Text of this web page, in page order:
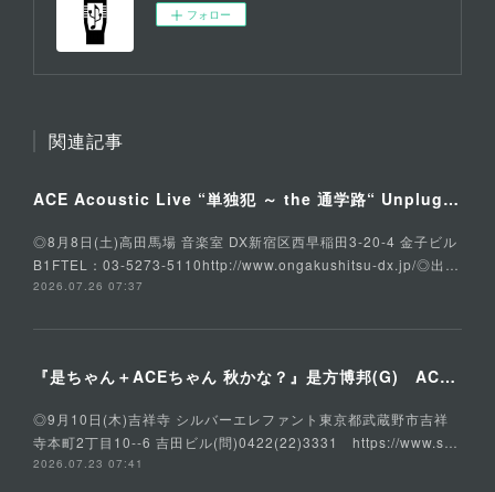
フォロー
関連記事
ACE Acoustic Live “単独犯 ～ the 通学路“ Unplugged Special
◎8月8日(土)高田馬場 音楽室 DX新宿区西早稲田3-20-4 金子ビル
B1FTEL：03-5273-5110http://www.ongakushitsu-dx.jp/◎出…
2026.07.26 07:37
『是ちゃん＋ACEちゃん 秋かな？』是方博邦(G) ACE(Vo,G) 石川俊介(B) そうる透(Ds)
◎9月10日(木)吉祥寺 シルバーエレファント東京都武蔵野市吉祥
寺本町2丁目10--6 吉田ビル(問)0422(22)3331 https://www.s…
2026.07.23 07:41